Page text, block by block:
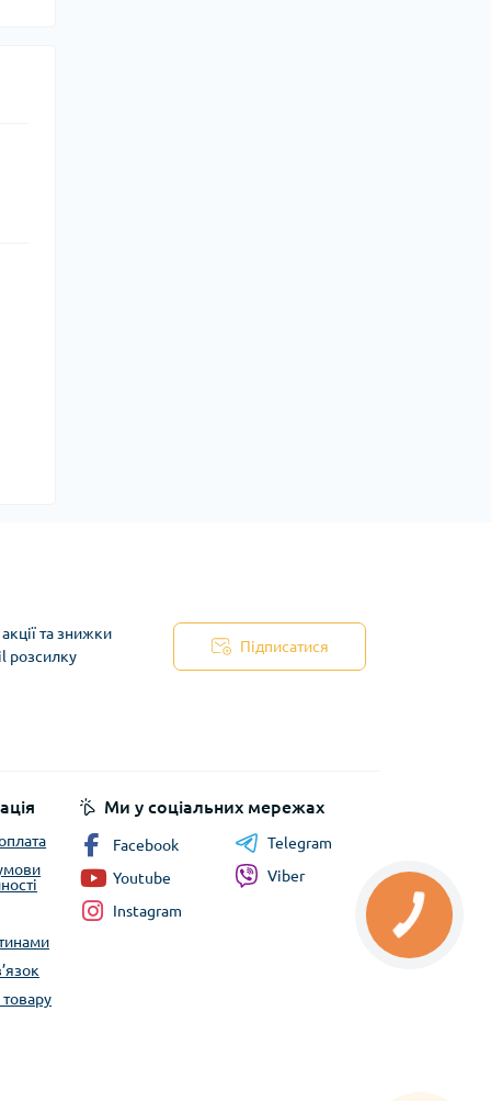
та знижки
розсилку
Підписатися
Ми у соціальних мережах
Facebook
Youtube
Instagram
Telegram
Viber